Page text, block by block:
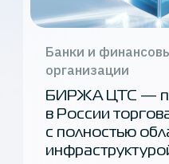
Банки и
организации
БИРЖА ЦТС —
в России
с полностью